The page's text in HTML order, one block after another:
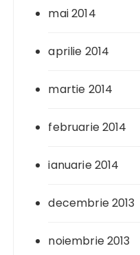
mai 2014
aprilie 2014
martie 2014
februarie 2014
ianuarie 2014
decembrie 2013
noiembrie 2013